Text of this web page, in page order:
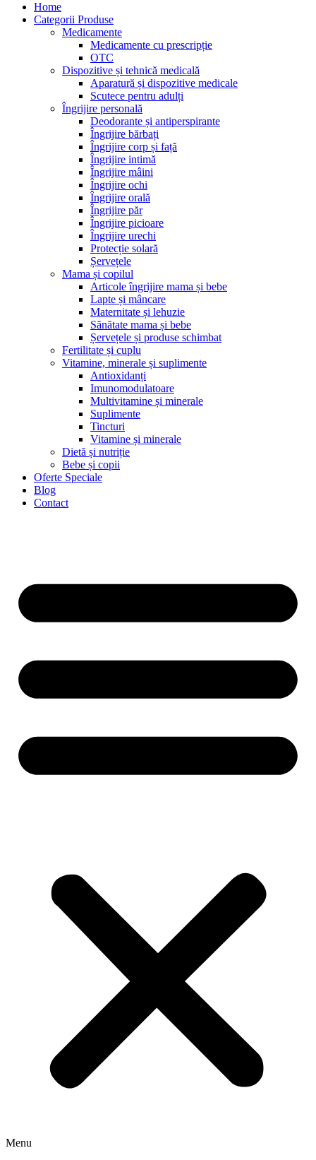
Home
Categorii Produse
Medicamente
Medicamente cu prescripție
OTC
Dispozitive și tehnică medicală
Aparatură și dispozitive medicale
Scutece pentru adulți
Îngrijire personală
Deodorante și antiperspirante
Îngrijire bărbați
Îngrijire corp și față
Îngrijire intimă
Îngrijire mâini
Îngrijire ochi
Îngrijire orală
Îngrijire păr
Îngrijire picioare
Îngrijire urechi
Protecție solară
Șervețele
Mama și copilul
Articole îngrijire mama și bebe
Lapte și mâncare
Maternitate și lehuzie
Sănătate mama și bebe
Șervețele și produse schimbat
Fertilitate și cuplu
Vitamine, minerale și suplimente
Antioxidanți
Imunomodulatoare
Multivitamine și minerale
Suplimente
Tincturi
Vitamine și minerale
Dietă și nutriție
Bebe și copii
Oferte Speciale
Blog
Contact
Menu